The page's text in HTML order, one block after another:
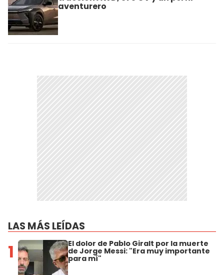
aventurero
LAS MÁS LEÍDAS
1 El dolor de Pablo Giralt por la muerte
de Jorge Messi: "Era muy importante
para mí"